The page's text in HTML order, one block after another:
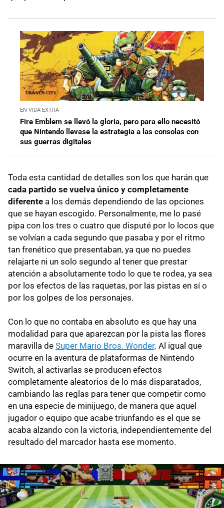
EN VIDA EXTRA
Fire Emblem se llevó la gloria, pero para ello necesitó
que Nintendo llevase la estrategia a las consolas con
sus guerras digitales
Toda esta cantidad de detalles son los que harán que
cada partido se vuelva único y completamente
diferente a los demás dependiendo de las opciones
que se hayan escogido. Personalmente, me lo pasé
pipa con los tres o cuatro que disputé por lo locos que
se volvían a cada segundo que pasaba y por el ritmo
tan frenético que presentaban, ya que no puedes
relajarte ni un solo segundo al tener que prestar
atención a absolutamente todo lo que te rodea, ya sea
por los efectos de las raquetas, por las pistas en sí o
por los golpes de los personajes.
Con lo que no contaba en absoluto es que hay una
modalidad para que aparezcan por la pista las flores
maravilla de Super Mario Bros. Wonder. Al igual que
ocurre en la aventura de plataformas de Nintendo
Switch, al activarlas se producen efectos
completamente aleatorios de lo más disparatados,
cambiando las reglas para tener que competir como
en una especie de minijuego, de manera que aquel
jugador o equipo que acabe triunfando es el que se
acaba alzando con la victoria, independientemente del
resultado del marcador hasta ese momento.